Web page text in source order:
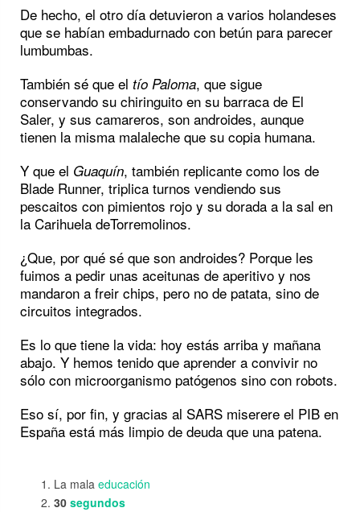
De hecho, el otro día detuvieron a varios holandeses
que se habían embadurnado con betún para parecer
lumbumbas.
También sé que el tío Paloma, que sigue
conservando su chiringuito en su barraca de El
Saler, y sus camareros, son androides, aunque
tienen la misma malaleche que su copia humana.
Y que el Guaquín, también replicante como los de
Blade Runner, triplica turnos vendiendo sus
pescaitos con pimientos rojo y su dorada a la sal en
la Carihuela deTorremolinos.
¿Que, por qué sé que son androides? Porque les
fuimos a pedir unas aceitunas de aperitivo y nos
mandaron a freir chips, pero no de patata, sino de
circuitos integrados.
Es lo que tiene la vida: hoy estás arriba y mañana
abajo. Y hemos tenido que aprender a convivir no
sólo con microorganismo patógenos sino con robots.
Eso sí, por fin, y gracias al SARS miserere el PIB en
España está más limpio de deuda que una patena.
La mala educación
30 segundos